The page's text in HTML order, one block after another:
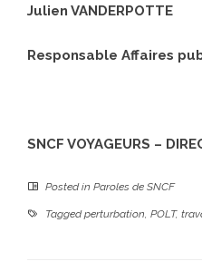
Julien VANDERPOTTE
Responsable Affaires
SNCF VOYAGEURS –
Posted in Paroles de SNCF
Taggedperturbation, POLT,